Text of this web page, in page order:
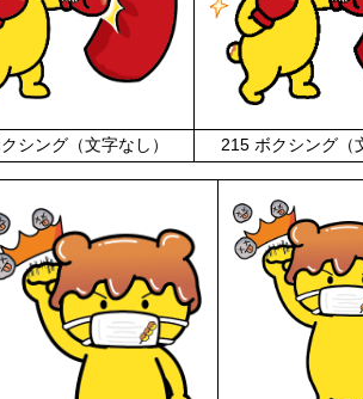
シング（文字なし） 215 ボクシング（